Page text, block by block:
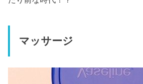
マッサージ